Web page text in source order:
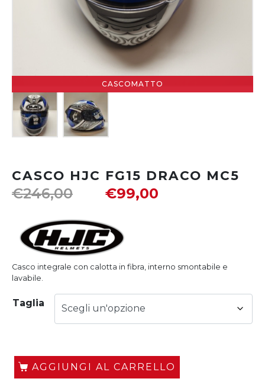
CASCOMATTO
CASCO HJC FG15 DRACO MC5
€246,00 €99,00
Casco integrale con calotta in fibra, interno smontabile e
lavabile.
Taglia
AGGIUNGI AL CARRELLO